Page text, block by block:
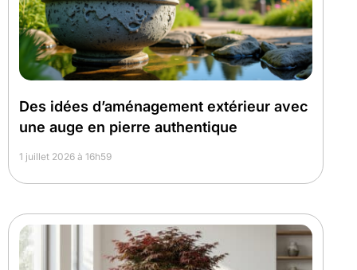
Des idées d’aménagement extérieur avec
une auge en pierre authentique
1 juillet 2026 à 16h59